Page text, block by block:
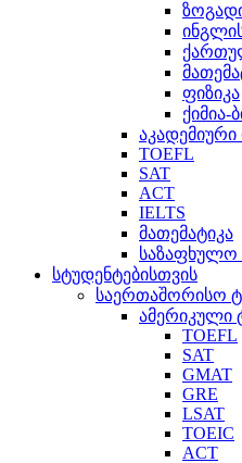
ფიზიკა
TOEFL
SAT
ACT
IELTS
მათემატიკა
საზაფხულო
სტუდენტებისთვის
საერთაშორისო
ამერიკული
TOEFL
SAT
GMAT
GRE
LSAT
TOEIC
ACT